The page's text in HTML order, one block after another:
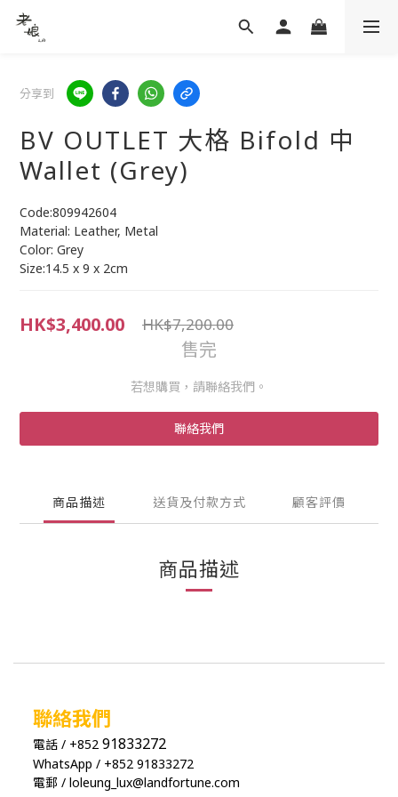
分享到
BV OUTLET 大格 Bifold 中
Wallet (Grey)
Code:809942604
Material: Leather, Metal
Color: Grey
Size:14.5 x 9 x 2cm
HK$3,400.00 HK$7,200.00
售完
若想購買，請聯絡我們。
聯絡我們
商品描述 送貨及付款方式 顧客評價
商品描述
聯絡我們
電話 / +852 91833272
WhatsApp / +852 91833272
電郵 / loleung_lux@landfortune.com